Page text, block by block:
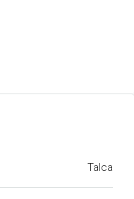
Talca